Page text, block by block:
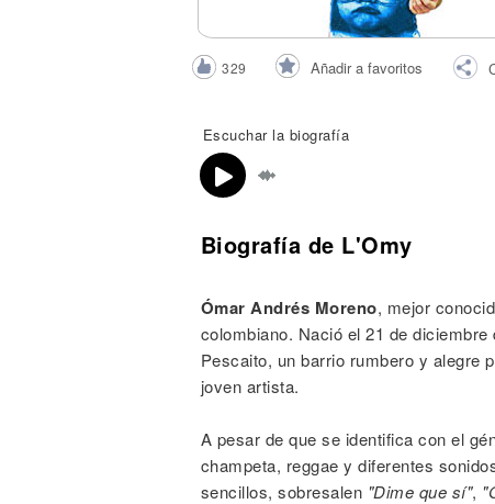
329 Añadir a favoritos
Escuchar la biografía
Biografía de L'Omy
Ómar Andrés Moreno, mejor
colombiano. Nació el 21 de
Pescaito, un barrio rumbero y alegre
joven artista.
A pesar de que se identifica con el
champeta, reggae y diferentes
sencillos, sobresalen "Dime que sí",